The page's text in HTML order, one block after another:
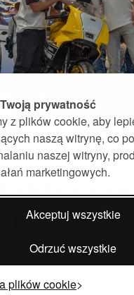
prywatność
z plików cookie, aby
naszą witrynę, co
naszej witryny,
marketingowych.
Akceptuj wszystkie
Odrzuć wszystkie
plików cookie
się